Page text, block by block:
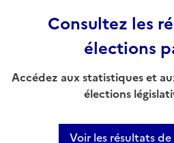
Consultez les
élections
Accédez aux statistiques et
élections
Voir les résultats